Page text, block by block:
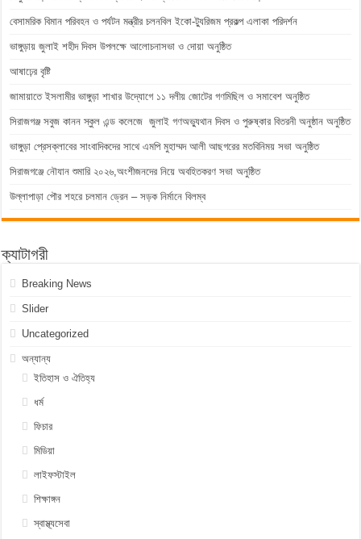
বেসামরিক বিমান পরিবহন ও পর্যটন মন্ত্রীর চলনবিল ইকো-ট্যুরিজম প্রকল্প এলাকা পরিদর্শন
ভাঙ্গুড়ায় জুলাই শহীদ দিবস উপলক্ষে আলোচনাসভা ও দোয়া অনুষ্ঠিত
আষাঢ়ের বৃষ্টি
জামায়াতে ইসলামীর ভাঙ্গুড়া শাখার উদ্যোগে ১১ দলীয় জোটের গণমিছিল ও সমাবেশ অনুষ্ঠিত
সিরাজগঞ্জ সবুজ কানন স্কুল এন্ড কলেজে জুলাই গণঅভ্যুথান দিবস ও পুরুষ্কার বিতরনী অনুষ্ঠান অনুষ্ঠিত
ভাঙ্গুড়া প্রেসক্লাবের সাংবাদিকদের সাথে এমপি মুহাম্মদ আলী আছগরের মতবিনিময় সভা অনুষ্ঠিত
সিরাজগঞ্জে নৌযান শুমারি ২০২৬,অংশীজনদের নিয়ে অবহিতকরণ সভা অনুষ্ঠিত
উল্লাপাড়া পৌর শহরে চলমান ড্রেন – সড়ক নির্মানে বিলম্ব
ক্যাটাগরী
Breaking News
Slider
Uncategorized
অন্যান্য
ইতিহাস ও ঐতিহ্য
ধর্ম
ফিচার
মিডিয়া
লাইফস্টাইল
শিক্ষাঙ্গন
স্বাস্থ্যসেবা